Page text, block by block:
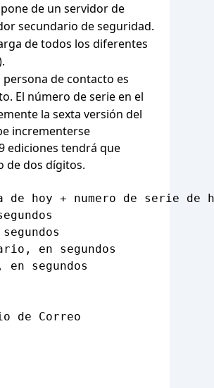
de un servidor de
secundario de seguridad.
de todos los diferentes
persona de contacto es
El número de serie en el
la sexta versión del
incrementerse
ediciones tendrá que
de dos dígitos.
de hoy + numero de serie de
en segundos
en segundos
de Correo